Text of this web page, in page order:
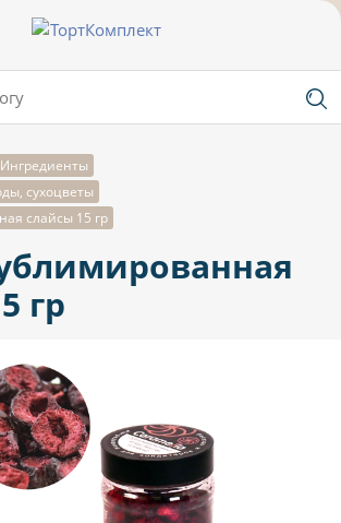
Ингредиенты
сухоцветы
слайсы 15 гр
гр